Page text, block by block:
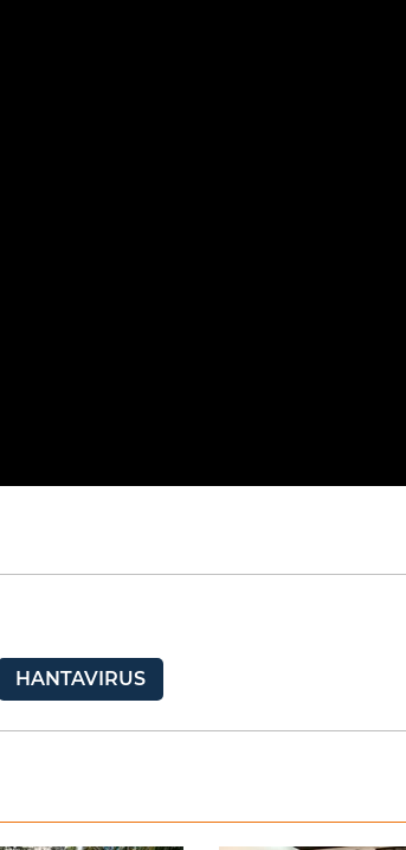
HANTAVIRUS